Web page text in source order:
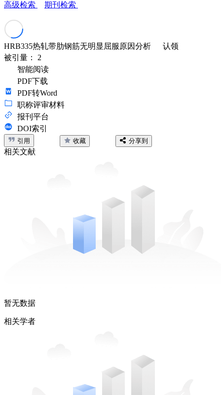
高级检索 期刊检索
HRB335热轧带肋钢筋无明显屈服原因分析
认领
被引量： 2
智能阅读
PDF下载
PDF转Word
职称评审材料
报刊平台
DOI索引
引用 收藏 分享到
相关文献
暂无数据
相关学者